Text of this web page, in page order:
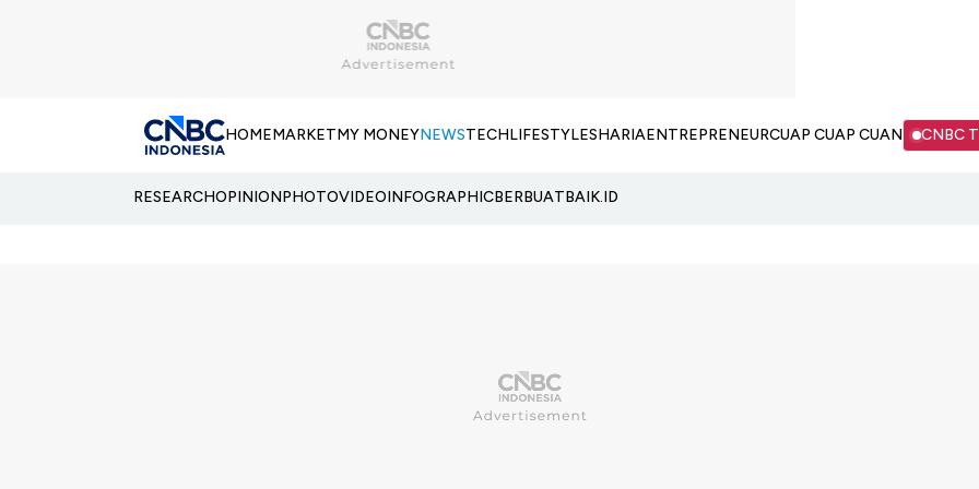
HOMEMARKETMY MONEYNEWSTECHLIFESTYLESHARIAENTREPRENEURCUAP CUAP CUAN CNBC
RESEARCHOPINIONPHOTOVIDEOINFOGRAPHICBERBUATBAIK.ID